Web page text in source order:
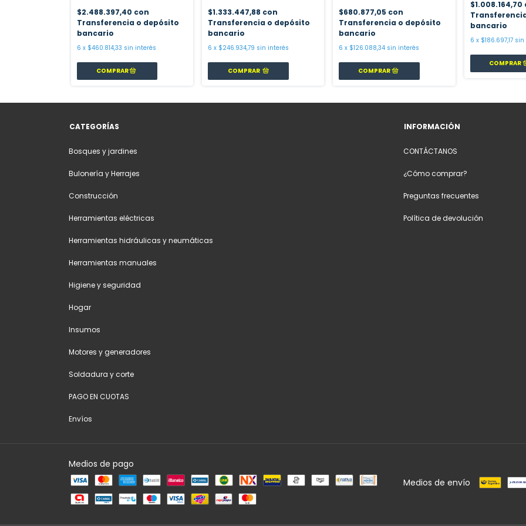
$2.488.397,40 con
Transferencia o depósito
bancario
6 x $460.814,33 sin interés
$1.333.447,88 con
Transferencia o depósito
bancario
6 x $246.934,79 sin interés
COMPRAR
$680.877,05 con
Transferencia o depósito
bancario
6 x $126.088,34 sin interés
$1.008.164,70
bancario
6 x $186.697,17 sin
CATEGORÍAS
Bosques y jardines
Bulonería y Herrajes
Construcción
Herramientas eléctricas
Herramientas hidráulicas y neumáticas
Herramientas manuales
Higiene y seguridad
Hogar
Insumos
Motores y generadores
Soldadura y corte
PAGO EN CUOTAS
Envíos
INFORMACIÓN
CONTÁCTANOS
¿Cómo comprar?
Preguntas frecuentes
Política de devolución
Medios de pago
Medios de envío